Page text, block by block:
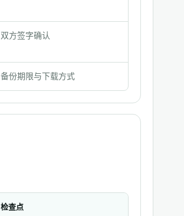
双方签字确认
备份期限与下载方式
检查点